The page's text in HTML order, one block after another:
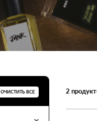
ОЧИСТИТЬ ВСЕ 2